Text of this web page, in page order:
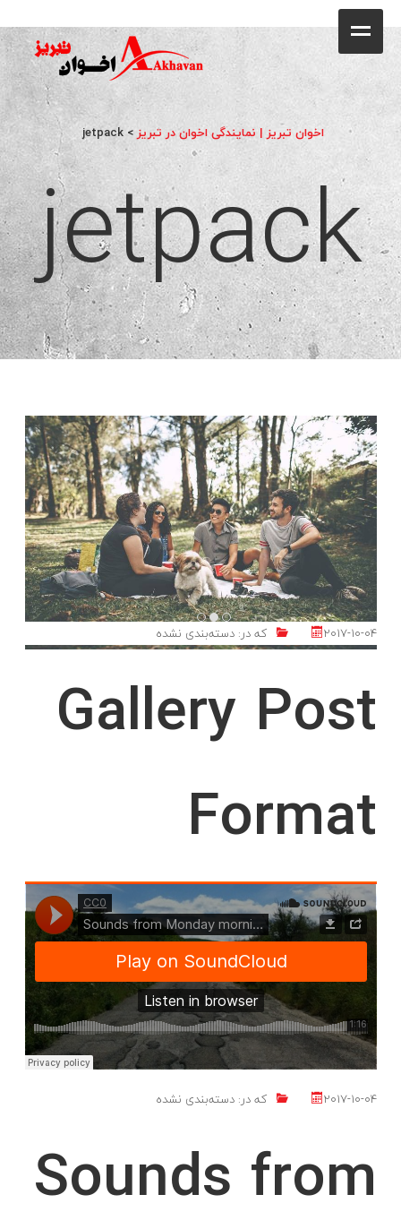
فروشگاه
محصولات
جشنواره فروش ویژه
کاتالوگ
گالری
وبلاگ
تماس با ما
اخوان تبریز | نمایندگی اخوان در تبریز>
jetpack
jetpack
2017-10-04 که در:دسته‌بندی نشده
Gallery Post
Format
Lorem ipsum dolor sit amet, consectetur adipiscing elit. Pellentesque
imperdiet purus quis metus imperdiet fermentum. Suspendisse hendrerit
id lacus id lobortis. Vestibulum quam elit, dapibus ac augue ut, porttitor
viverra
ادامه مطلب
2017-10-04 که در:دسته‌بندی نشده
Sounds from